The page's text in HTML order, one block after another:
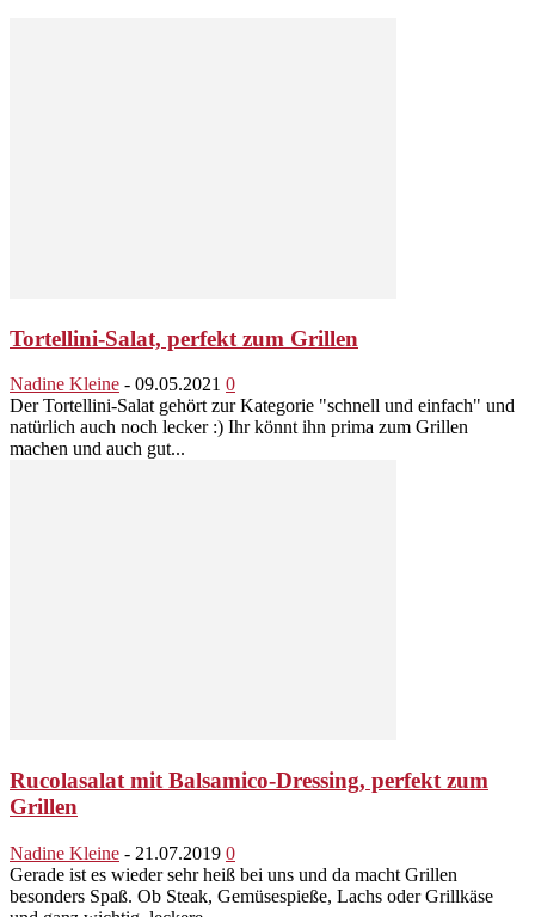
Tortellini-Salat, perfekt zum Grillen
Nadine Kleine - 09.05.2021 0
Der Tortellini-Salat gehört zur Kategorie "schnell und einfach" und
natürlich auch noch lecker :) Ihr könnt ihn prima zum Grillen
machen und auch gut...
Rucolasalat mit Balsamico-Dressing, perfekt zum
Grillen
Nadine Kleine - 21.07.2019 0
Gerade ist es wieder sehr heiß bei uns und da macht Grillen
besonders Spaß. Ob Steak, Gemüsespieße, Lachs oder Grillkäse